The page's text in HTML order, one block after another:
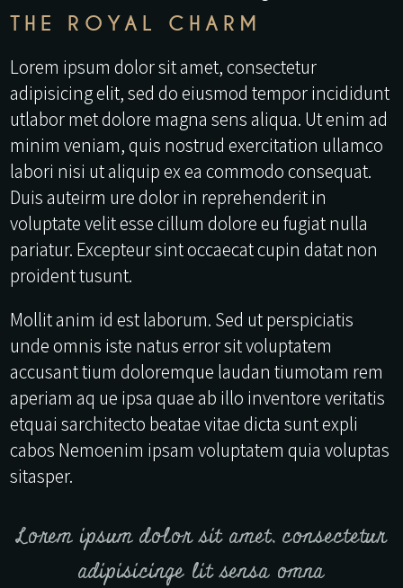
ー
ー
THE ROYAL CHARM
Lorem ipsum dolor sit amet, consectetur
adipisicing elit, sed do eiusmod tempor incididunt
utlabor met dolore magna sens aliqua. Ut enim ad
minim veniam, quis nostrud exercitation ullamco
labori nisi ut aliquip ex ea commodo consequat.
Duis auteirm ure dolor in reprehenderit in
voluptate velit esse cillum dolore eu fugiat nulla
pariatur. Excepteur sint occaecat cupin datat non
proident tusunt.
Mollit anim id est laborum. Sed ut perspiciatis
unde omnis iste natus error sit voluptatem
accusant tium doloremque laudan tiumotam rem
aperiam aq ue ipsa quae ab illo inventore veritatis
etquai sarchitecto beatae vitae dicta sunt expli
cabos Nemoenim ipsam voluptatem quia voluptas
sitasper.
Lorem ipsum dolor sit amet, consectetur
adipisicinge lit sensa omna